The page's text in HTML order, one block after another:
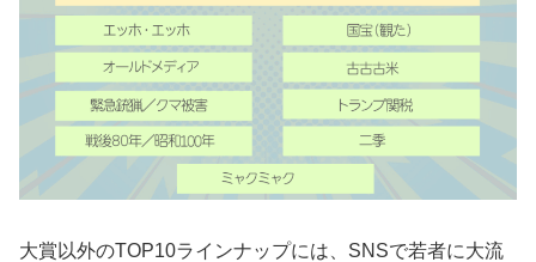
大賞以外のTOP10ラインナップには、SNSで若者に大流